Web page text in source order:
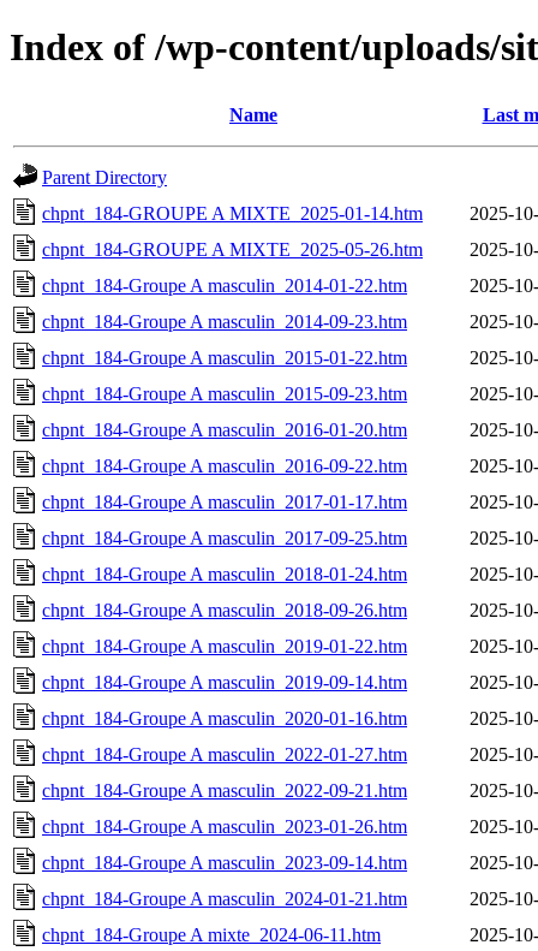
Index of /wp-content/uploads/
Name Last
Parent Directory
chpnt_184-GROUPE A MIXTE_2025-01-14.htm
2025-
chpnt_184-GROUPE A MIXTE_2025-05-26.htm
2025-
chpnt_184-Groupe A masculin_2014-01-22.htm
2025-
chpnt_184-Groupe A masculin_2014-09-23.htm
2025-
chpnt_184-Groupe A masculin_2015-01-22.htm
2025-
chpnt_184-Groupe A masculin_2015-09-23.htm
2025-
chpnt_184-Groupe A masculin_2016-01-20.htm
2025-
chpnt_184-Groupe A masculin_2016-09-22.htm
2025-
chpnt_184-Groupe A masculin_2017-01-17.htm
2025-
chpnt_184-Groupe A masculin_2017-09-25.htm
2025-
chpnt_184-Groupe A masculin_2018-01-24.htm
2025-
chpnt_184-Groupe A masculin_2018-09-26.htm
2025-
chpnt_184-Groupe A masculin_2019-01-22.htm
2025-
chpnt_184-Groupe A masculin_2019-09-14.htm
2025-
chpnt_184-Groupe A masculin_2020-01-16.htm
2025-
chpnt_184-Groupe A masculin_2022-01-27.htm
2025-
chpnt_184-Groupe A masculin_2022-09-21.htm
2025-
chpnt_184-Groupe A masculin_2023-01-26.htm
2025-
chpnt_184-Groupe A masculin_2023-09-14.htm
2025-
chpnt_184-Groupe A masculin_2024-01-21.htm
2025-
chpnt_184-Groupe A mixte_2024-06-11.htm
2025-